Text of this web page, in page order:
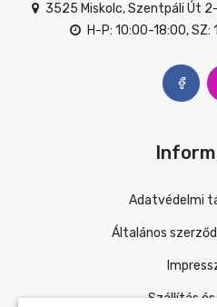
3525 Miskolc, Szentpáli Út
H-P: 10:00-18:00,
Adatvédelmi
Általános
Szállítás